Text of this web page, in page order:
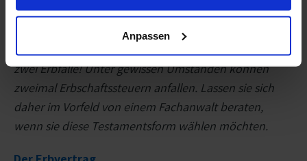
Anpassen
Partner ausgezahlt.
WICHTIG:
Die Sonderform „Berliner Testament“ regelt
zwei Erbfälle! Unter gewissen Umständen können
zweimal Erbschaftssteuern anfallen. Lassen sie sich
daher im Vorfeld von einem Fachanwalt beraten,
wenn sie diese Testamentsform wählen möchten.